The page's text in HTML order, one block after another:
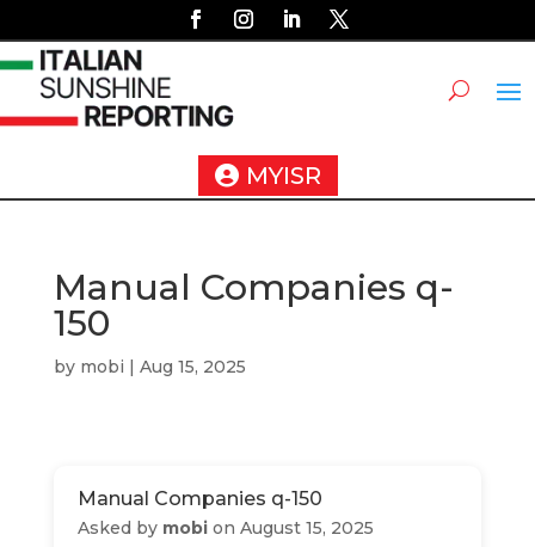
MYISR
Manual Companies q-
150
by mobi | Aug 15, 2025
Manual Companies q-150
Asked by mobion August 15, 2025